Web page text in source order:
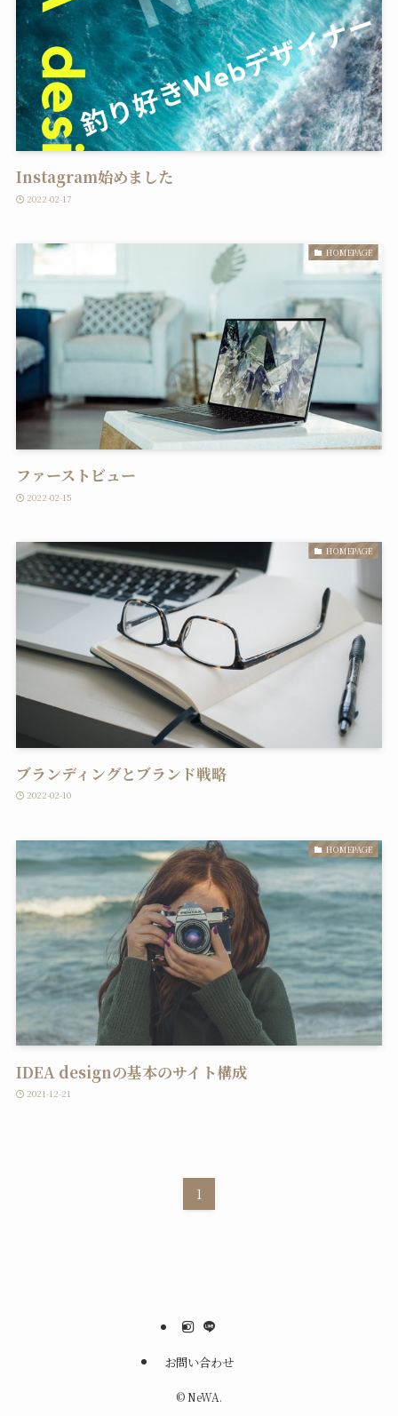
Instagram始めました
2022-02-17
HOMEPAGE
ファーストビュー
2022-02-15
HOMEPAGE
ブランディングとブランド戦略
2022-02-10
HOMEPAGE
IDEA designの基本のサイト構成
2021-12-21
1
お問い合わせ
©NeWA.